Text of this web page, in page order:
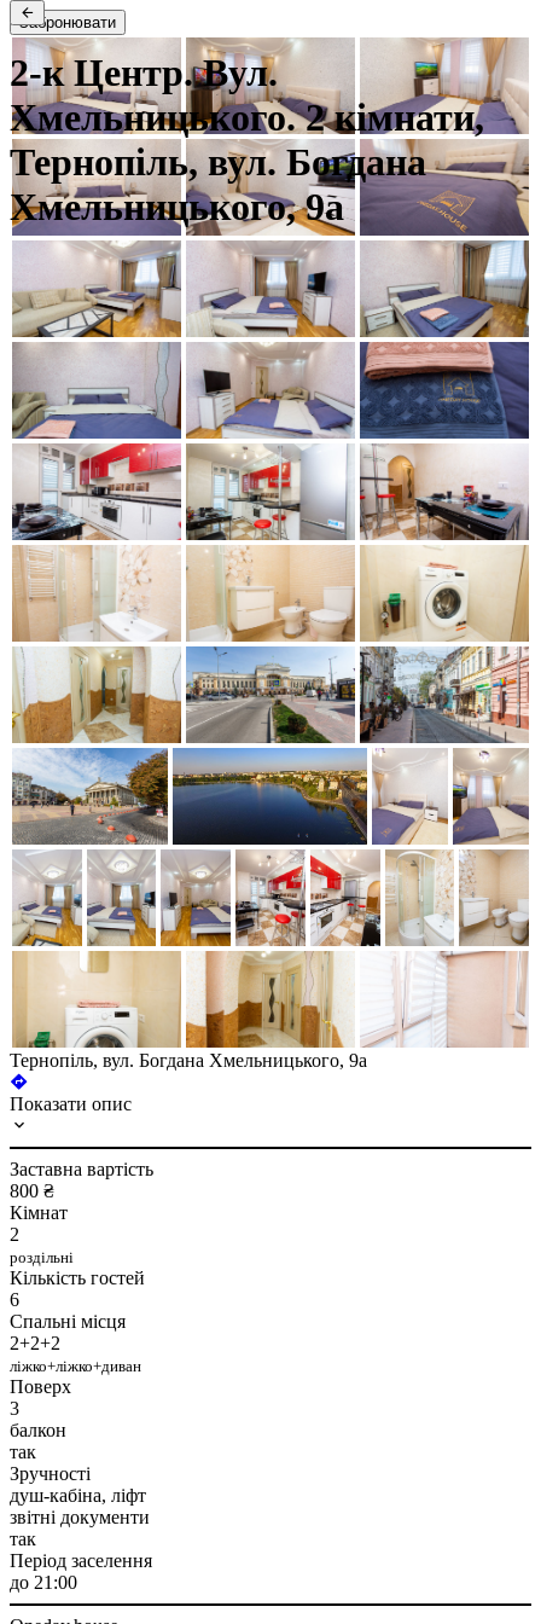
2-к Центр. Вул.
Хмельницького. 2 кімнати,
Тернопіль, вул. Богдана
Хмельницького, 9а
Забронювати
Тернопіль, вул. Богдана Хмельницького, 9а
Показати опис
Заставна вартість
800 ₴
Кімнат
2
роздільні
Кількість гостей
6
Спальні місця
2+2+2
ліжко+ліжко+диван
Поверх
3
балкон
так
Зручності
душ-кабіна, ліфт
звітні документи
так
Період заселення
до 21:00